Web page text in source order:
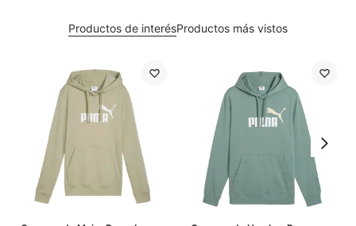
Productos de interésProductos más vistos